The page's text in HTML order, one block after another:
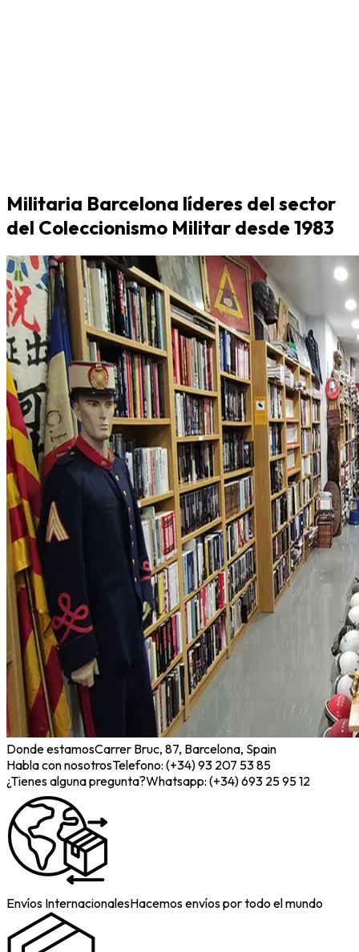
Militaria Barcelona líderes del sector
del Coleccionismo Militar desde 1983
Donde estamosCarrer Bruc, 87, Barcelona, Spain
Habla con nosotrosTelefono: (+34) 93 207 53 85
¿Tienes alguna pregunta?Whatsapp: (+34) 693 25 95 12
Envíos InternacionalesHacemos envíos por todo el mundo